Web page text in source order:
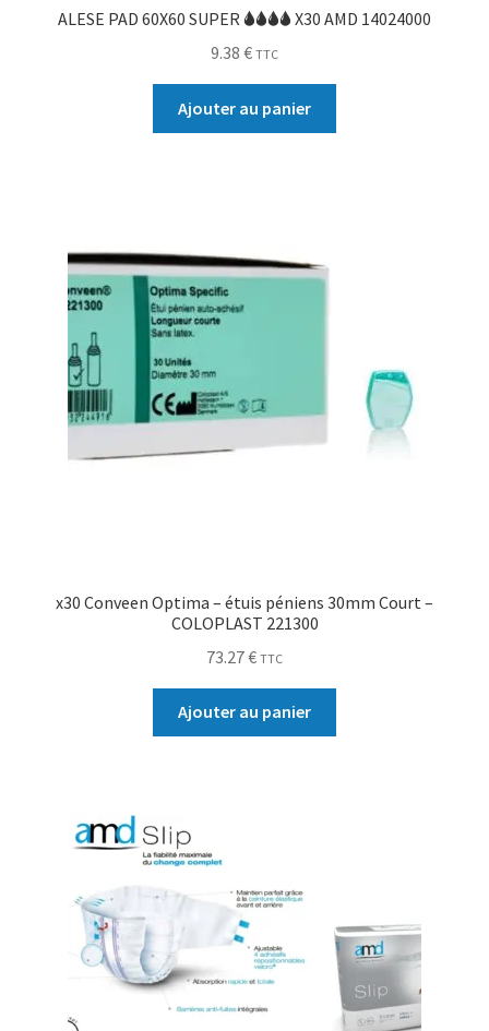
ALESE PAD 60X60 SUPER 🌢🌢🌢🌢 X30 AMD 14024000
9.38 € TTC
Ajouter au panier
x30 Conveen Optima – étuis péniens 30mm Court –
COLOPLAST 221300
73.27€ TTC
Ajouter au panier